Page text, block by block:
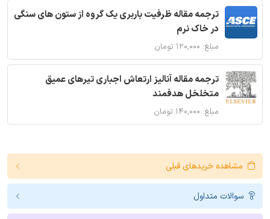
ترجمه مقاله ظرفیت باربری یک گروه از ستون های سنگی
در خاک نرم
مبلغ: ۱۲۰,۰۰۰ تومان
ترجمه مقاله آنالیز ارتعاش اجباری تیرهای عمیق
متخلخل هدفمند
مبلغ: ۱۴۰,۰۰۰ تومان
مشاهده خریدهای قبلی
سوالات متداول